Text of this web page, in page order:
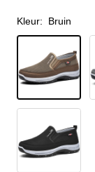
Kleur:
Bruin